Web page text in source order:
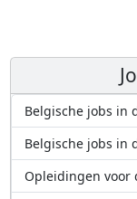
Belgische jobs in
Belgische jobs in
Opleidingen voor